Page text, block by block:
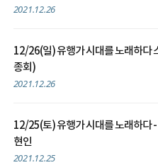
2021.12.26
12/26(일) 유행가 시대를 노래하다
종회)
2021.12.26
12/25(토) 유행가 시대를 노래하다
현인
2021.12.25